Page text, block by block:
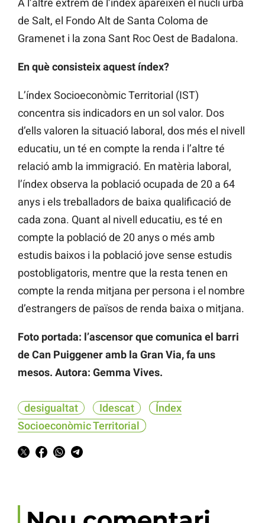
A l’altre extrem de l’índex apareixen el nucli urbà
de Salt, el Fondo Alt de Santa Coloma de
Gramenet i la zona Sant Roc Oest de Badalona.
En què consisteix aquest índex?
L’índex Socioeconòmic Territorial (IST)
concentra sis indicadors en un sol valor. Dos
d’ells valoren la situació laboral, dos més el nivell
educatiu, un té en compte la renda i l’altre té
relació amb la immigració. En matèria laboral,
l’índex observa la població ocupada de 20 a 64
anys i els treballadors de baixa qualificació de
cada zona. Quant al nivell educatiu, es té en
compte la població de 20 anys o més amb
estudis baixos i la població jove sense estudis
postobligatoris, mentre que la resta tenen en
compte la renda mitjana per persona i el nombre
d’estrangers de països de renda baixa o mitjana.
Foto portada: l’ascensor que comunica el barri
de Can Puiggener amb la Gran Via, fa uns
mesos. Autora: Gemma Vives.
desigualtat Idescat
Índex
Socioeconòmic Territorial